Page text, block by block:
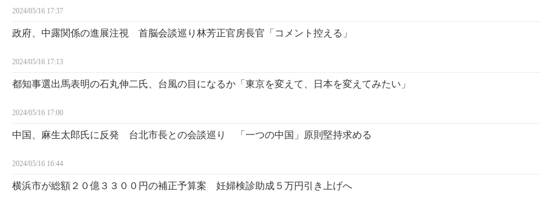
2024/05/16 17:37
政府、中露関係の進展注視 首脳会談巡り林芳正官房長官「コメント控える」
2024/05/16 17:13
都知事選出馬表明の石丸伸二氏、台風の目になるか「東京を変えて、日本を変えてみたい」
2024/05/16 17:00
中国、麻生太郎氏に反発 台北市長との会談巡り 「一つの中国」原則堅持求める
2024/05/16 16:44
横浜市が総額２０億３３００円の補正予算案 妊婦検診助成５万円引き上げへ